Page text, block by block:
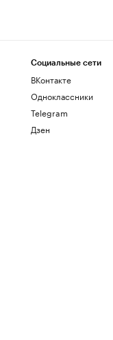
Социальные сети
ВКонтакте
Одноклассники
Telegram
Дзен